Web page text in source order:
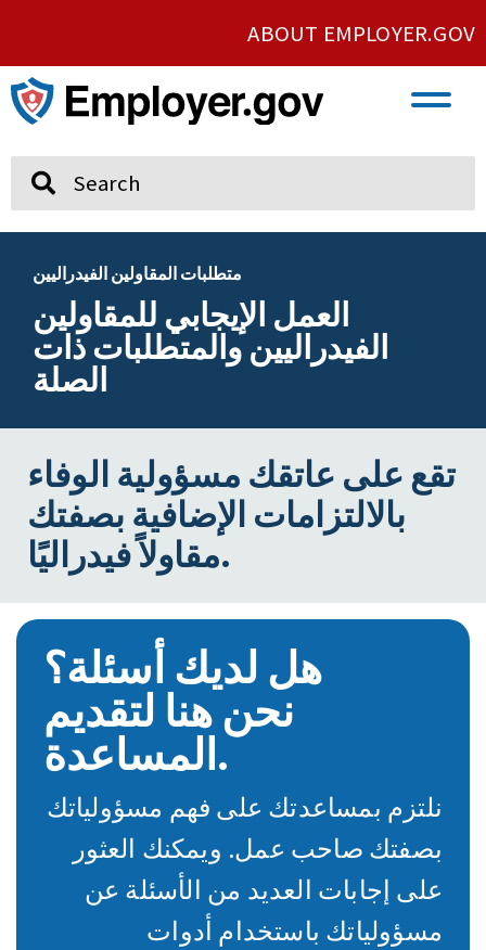
ABOUT EMPLOYER.GOV
متطلبات المقاولين الفيدراليين
العمل الإيجابي للمقاولين
الفيدراليين والمتطلبات ذات
الصلة
تقع على عاتقك مسؤولية الوفاء
بالالتزامات الإضافية بصفتك
مقاولاً فيدراليًا.
هل لديك أسئلة؟
نحن هنا لتقديم
المساعدة.
نلتزم بمساعدتك على فهم مسؤولياتك
بصفتك صاحب عمل. ويمكنك العثور
على إجابات العديد من الأسئلة عن
مسؤولياتك باستخدام أدوات